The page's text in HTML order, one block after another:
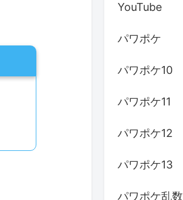
YouTube
パワポケ
パワポケ10
パワポケ11
パワポケ12
パワポケ13
パワポケ乱数